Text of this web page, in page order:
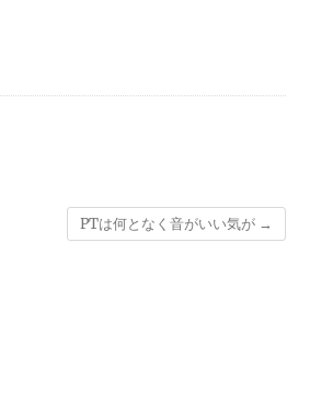
PTは何となく音がいい気が →